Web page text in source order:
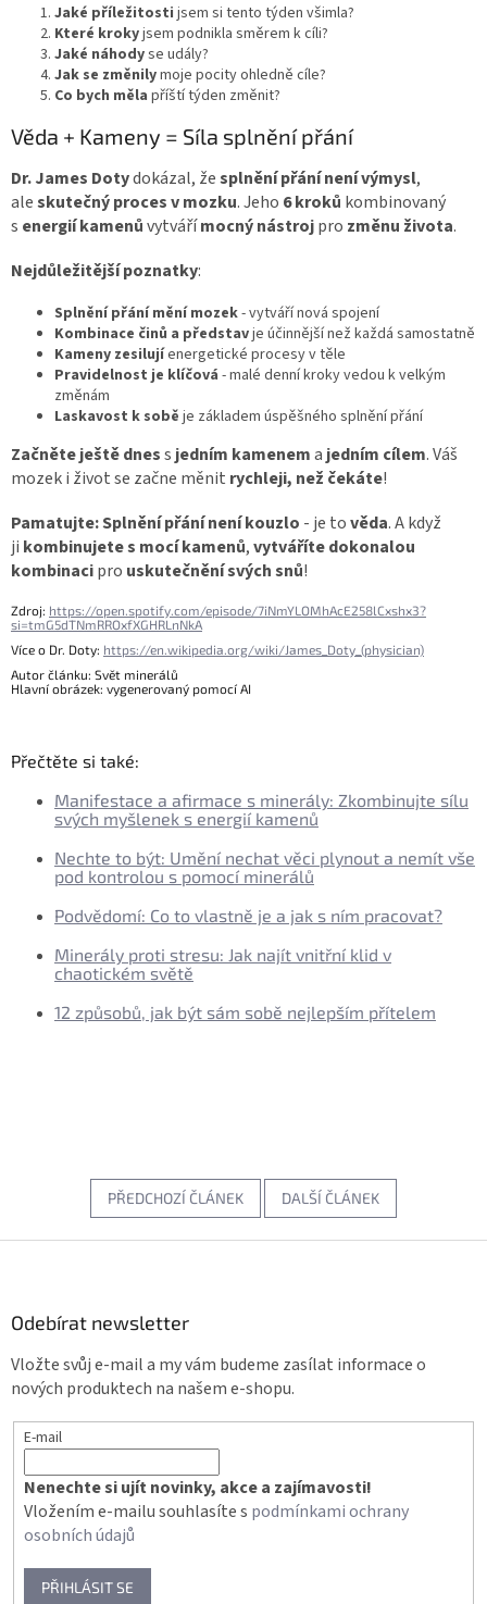
Jaké příležitosti jsem si tento týden všimla?
Které krokyjsem podnikla směrem k cíli?
Jaké náhodyse udály?
Jak se změnilymoje pocity ohledně cíle?
Co bych měla příští týden změnit?
Věda + Kameny = Síla splnění přání
Dr. James Dotydokázal, žesplnění přání není výmysl,
aleskutečný proces v mozku. Jeho 6 kroků kombinovaný
s energií kamenůvytvářímocný nástrojpro změnu života.
Nejdůležitější poznatky:
Splnění přání mění mozek- vytváří nová spojení
Kombinace činů a představje účinnější než každá samostatně
Kameny zesilujíenergetické procesy v těle
Pravidelnost je klíčová - malé denní kroky vedou k velkým
změnám
Laskavost k sobě je základem úspěšného splnění přání
Začněte ještě dness jedním kamenema jedním cílem. Váš
mozek i život se začne měnit rychleji, než čekáte!
Pamatujte:Splnění přání není kouzlo - je tověda. A když
ji kombinujete s mocí kamenů,vytváříte dokonalou
kombinacipro uskutečnění svých snů!
Zdroj: https://open.spotify.com/episode/7iNmYLOMhAcE258lCxshx3?
si=tmG5dTNmRROxfXGHRLnNkA
Více o Dr. Doty: https://en.wikipedia.org/wiki/James_Doty_(physician)
Autor článku: Svět minerálů
Hlavní obrázek: vygenerovaný pomocí AI
Přečtěte si také:
Manifestace a afirmace s minerály: Zkombinujte sílu
svých myšlenek s energií kamenů
Nechte to být: Umění nechat věci plynout a nemít vše
pod kontrolou s pomocí minerálů
Podvědomí: Co to vlastně je a jak s ním pracovat?
Minerály proti stresu: Jak najít vnitřní klid v
chaotickém světě
12 způsobů, jak být sám sobě nejlepším přítelem
PŘEDCHOZÍ ČLÁNEK DALŠÍ ČLÁNEK
Odebírat newsletter
Vložte svůj e-mail a my vám budeme zasílat informace o
nových produktech na našem e-shopu.
E-mail
Nenechte si ujít novinky, akce a zajímavosti!
Vložením e-mailu souhlasíte s podmínkami ochrany
osobních údajů
PŘIHLÁSIT SE